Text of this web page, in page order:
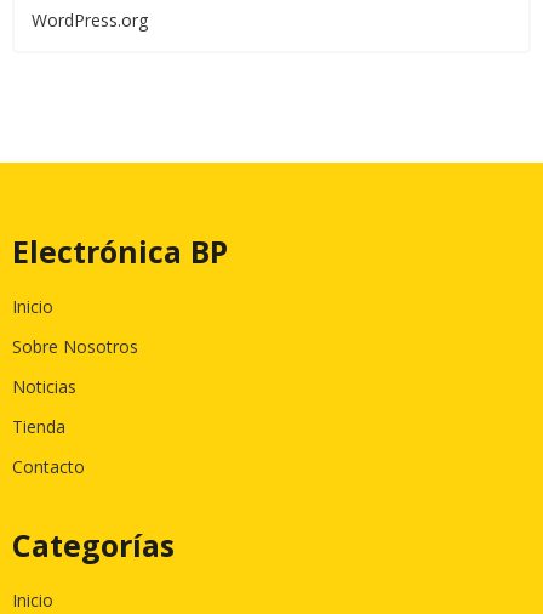
WordPress.org
Electrónica BP
Inicio
Sobre Nosotros
Noticias
Tienda
Contacto
Categorías
Inicio